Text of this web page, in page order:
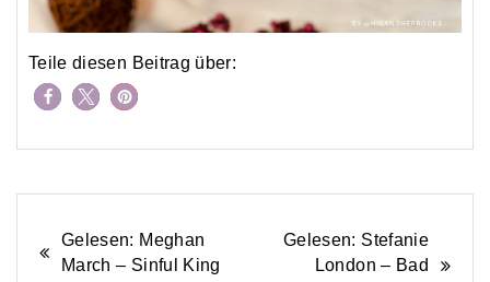
Teile diesen Beitrag über:
Beitrags-
Gelesen: Meghan
March – Sinful King
Gelesen: Stefanie
London – Bad